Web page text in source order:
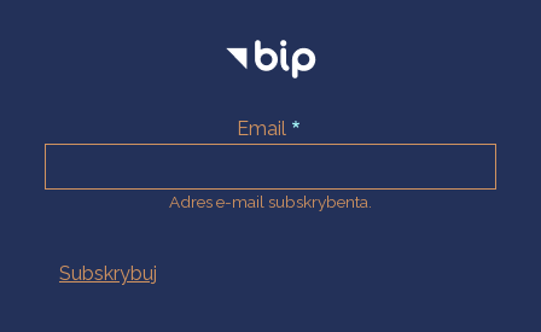
Email
Adres e-mail subskrybenta.